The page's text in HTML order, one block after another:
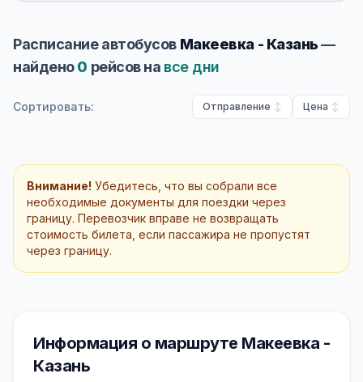
Расписание автобусов Макеевка - Казань—
найдено0 рейсов на все дни
Сортировать: Отправление Цена
Внимание! Убедитесь, что вы собрали все
необходимые документы для поездки через
границу. Перевозчик вправе не возвращать
стоимость билета, если пассажира не пропустят
через границу.
Информация о маршруте Макеевка -
Казань